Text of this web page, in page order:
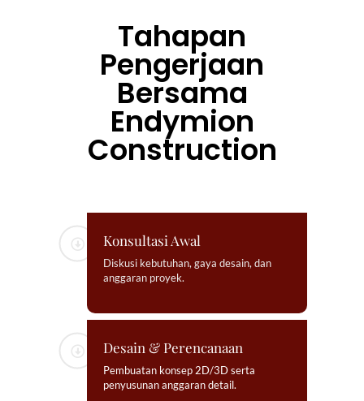
Tahapan
Pengerjaan
Bersama
Endymion
Construction
Konsultasi Awal
Diskusi kebutuhan, gaya desain, dan
anggaran proyek.
Desain & Perencanaan
Pembuatan konsep 2D/3D serta
penyusunan anggaran detail.